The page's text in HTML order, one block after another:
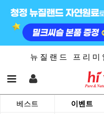
뉴 질 랜 드 프 리 미
베스트 이벤트